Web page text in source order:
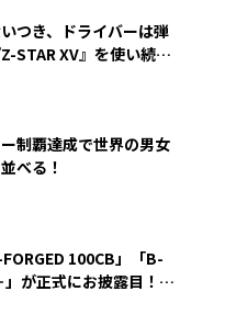
いつき、ドライバーは弾
STAR XV』を使い続け
制覇達成で世界の男女
べる！
100CB」「B-
」が正式にお披露目！